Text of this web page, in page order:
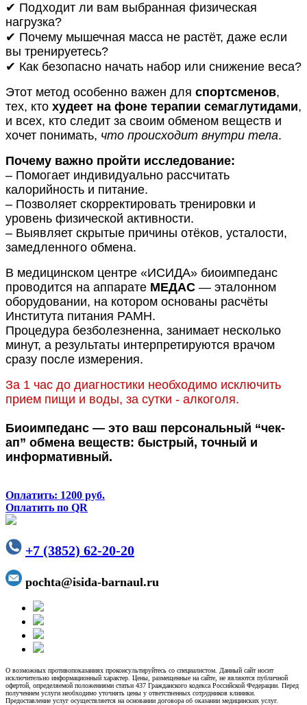
✔ Подходит ли вам выбранная физическая
нагрузка?
✔ Почему мышечная масса не растёт, даже если
вы тренируетесь?
✔ Как безопасно начать набор или снижение веса?
Этот метод особенно важен для спортсменов,
тех, кто худеет на фоне терапии семаглутидами,
и всех, кто следит за своим обменом веществ и
хочет понимать, что происходит внутри тела.
Почему важно пройти исследование:
– Помогает индивидуально рассчитать
калорийность и питание.
– Позволяет скорректировать тренировки и
уровень физической активности.
– Выявляет скрытые причины отёков, усталости,
замедленного обмена.
В медицинском центре «ИСИДА» биоимпеданс
проводится на аппарате МЕДАС — эталонном
оборудовании, на котором основаны расчёты
Института питания РАМН.
Процедура безболезненна, занимает несколько
минут, а результаты интерпретируются врачом
сразу после измерения.
За 1 час до диагностики необходимо исключить
прием пищи и воды, за сутки - алкоголя.
Биоимпеданс — это ваш персональный “чек-
ап” обмена веществ: быстрый, точный и
информативный.
Оплатить: 1200 руб.
Оплатить по QR
+7 (3852) 62-20-20
pochta@isida-barnaul.ru
О возможных противопоказаниях проконсультируйтесь со специалистом. Данный сайт носит
исключительно информационный характер. Цены, размещенные на сайте, не являются публичной
офертой, определяемой положениями статьи 437 Гражданского кодекса Российской Федерации. Перед
получением услуги необходимо уточнять цены у ответственных сотрудников клиники.
Предоставление услуг осуществляется на основании договора об оказании медицинских услуг.